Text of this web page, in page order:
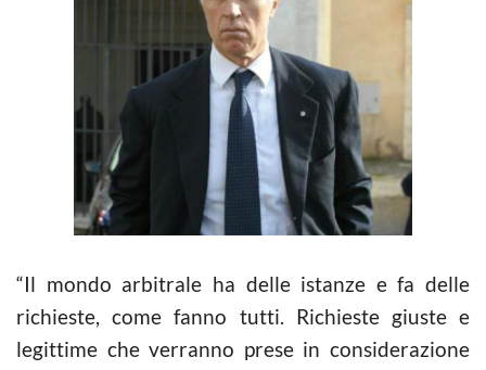
“Il mondo arbitrale ha delle istanze e fa delle
richieste, come fanno tutti. Richieste giuste e
legittime che verranno prese in considerazione